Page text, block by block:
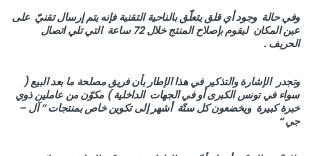
وفي حالة وجود أي قلق يتعلّق بالناحية التقنية فإنه يتم إرسال تقنيّ على
عين المكان ليقوم بإصلاح المنتج خلال 72 ساعة التي تلي اتصال
الحريف .
وتجدر الإشارة والتذكير في هذا الإطار بأن فريق مصلحة ما بعد البيع (
سواء في تونس الكبرى أو في الجهات الداخلية ) مكوّن من عاملين ذوي
خبرة كبيرة ويخضعون كل ستّة أشهر إلى تكوين خاص بمنتجات ” آل –
جي “